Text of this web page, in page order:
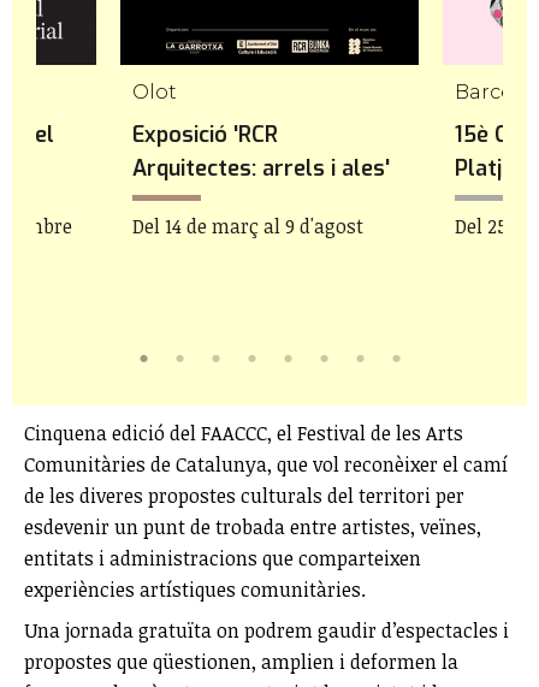
del
Olot
Exposició 'RCR
Arquitectes: arrels i ales'
Del 14 de març al 9 d'agost
15è
Platja
Del 25
Cinquena edició del FAACCC, el Festival de les Arts
Comunitàries de Catalunya, que vol reconèixer el camí
de les diveres propostes culturals del territori per
esdevenir un punt de trobada entre artistes, veïnes,
entitats i administracions que comparteixen
experiències artístiques comunitàries.
Una jornada gratuïta on podrem gaudir d’espectacles i
propostes que qüestionen, amplien i deformen la